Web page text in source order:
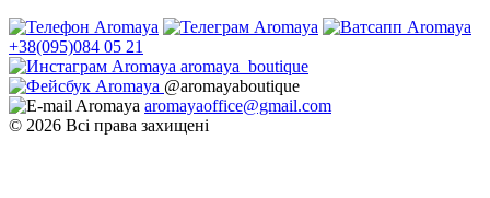
+38(095)084 05 21
aromaya_boutique
@aromayaboutique
aromayaoffice@gmail.com
© 2026 Всі права захищені